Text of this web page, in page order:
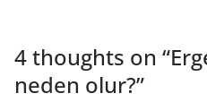
4 thoughts on “
neden olur?”